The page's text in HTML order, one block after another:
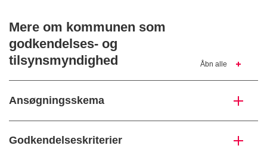
Mere om kommunen som
godkendelses- og
tilsynsmyndighed
Åbn alle
Ansøgningsskema
Godkendelseskriterier